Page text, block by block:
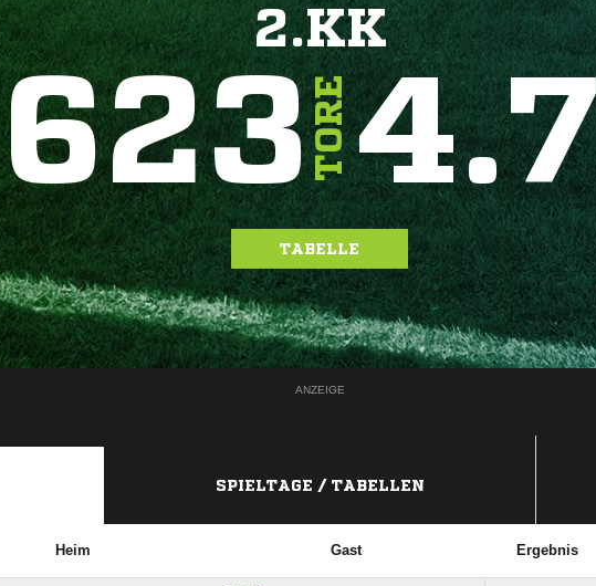
2.KK
623TORE
TABELLE
ANZEIGE
SPIELTAGE / TABELLEN
Heim Gast Ergebnis